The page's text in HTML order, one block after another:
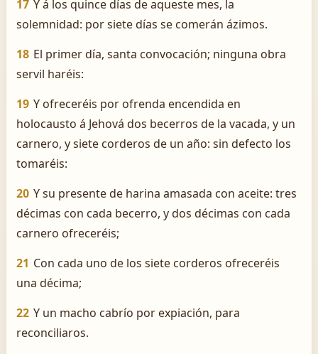
17 Y á los quince días de aqueste mes, la
solemnidad: por siete días se comerán ázimos.
18 El primer día, santa convocación; ninguna obra
servil haréis:
19 Y ofreceréis por ofrenda encendida en
holocausto á Jehová dos becerros de la vacada, y un
carnero, y siete corderos de un año: sin defecto los
tomaréis:
20 Y su presente de harina amasada con aceite: tres
décimas con cada becerro, y dos décimas con cada
carnero ofreceréis;
21 Con cada uno de los siete corderos ofreceréis
una décima;
22 Y un macho cabrío por expiación, para
reconciliaros.